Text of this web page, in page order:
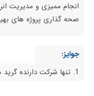
انجام ممیزی و مدیریت
صحه گذاری پروژه های
جوایز:
1. تنها شرکت دارنده گرید مشاور بهینه سازی انرژی در یزد